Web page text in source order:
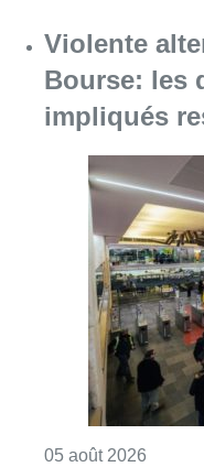
Violente
Bourse: les
impliqués
05 août 2026